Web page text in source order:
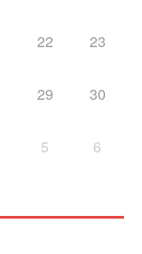
22 23
29 30
5 6